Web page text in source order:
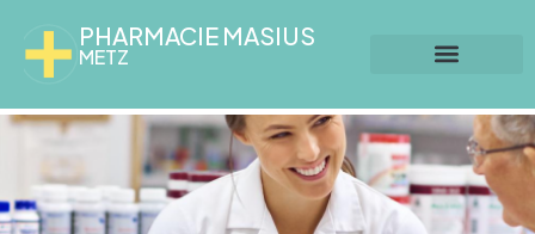
PHARMACIE MASIUS
METZ